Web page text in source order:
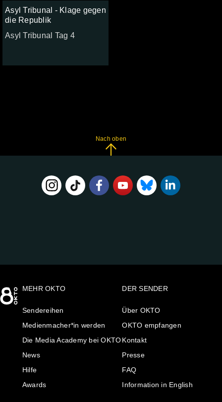
Asyl Tribunal - Klage gegen
die Republik
Asyl Tribunal Tag 4
Nach oben
MEHR OKTO
Sendereihen
Medienmacher*in werden
Die Media Academy bei OKTO
News
Hilfe
Awards
DER SENDER
Über OKTO
OKTO empfangen
Kontakt
Presse
FAQ
Information in English